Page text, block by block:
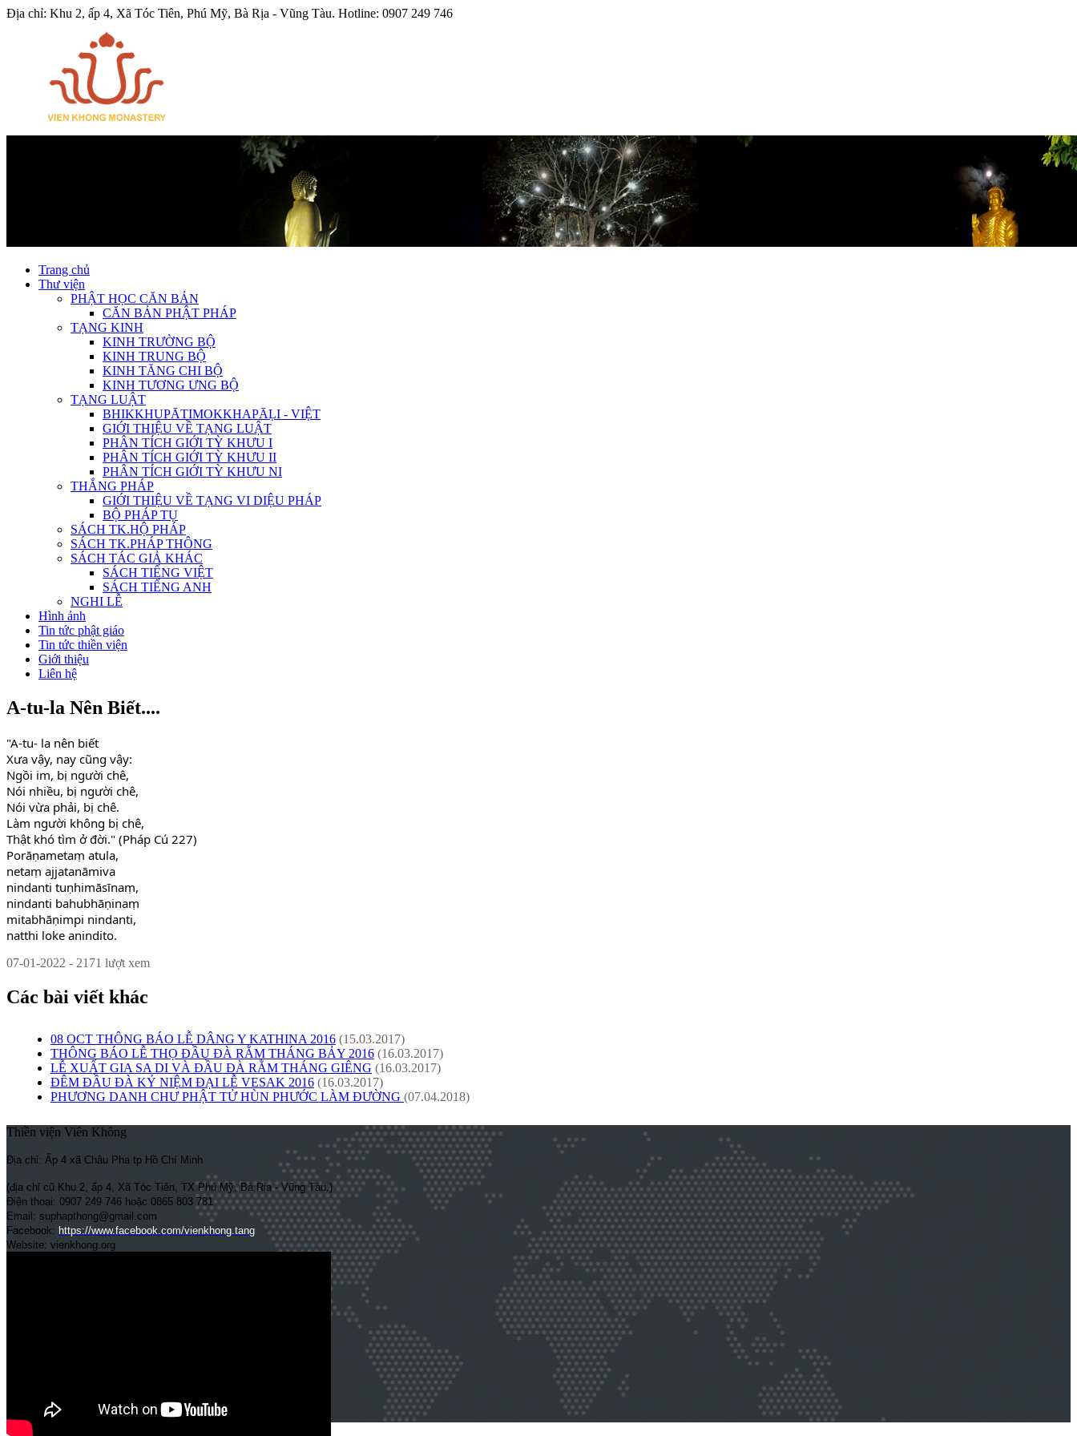
Địa chỉ: Khu 2, ấp 4, Xã Tóc Tiên, Phú Mỹ, Bà Rịa - Vũng Tàu. Hotline: 0907 249 746
Trang chủ
Thư viện
PHẬT HỌC CĂN BẢN
CĂN BẢN PHẬT PHÁP
TẠNG KINH
KINH TRƯỜNG BỘ
KINH TRUNG BỘ
KINH TĂNG CHI BỘ
KINH TƯƠNG ƯNG BỘ
TẠNG LUẬT
BHIKKHUPĀTIMOKKHAPĀḶI - VIỆT
GIỚI THIỆU VỀ TẠNG LUẬT
PHÂN TÍCH GIỚI TỲ KHƯU I
PHÂN TÍCH GIỚI TỲ KHƯU II
PHÂN TÍCH GIỚI TỲ KHƯU NI
THẮNG PHÁP
GIỚI THIỆU VỀ TẠNG VI DIỆU PHÁP
BỘ PHÁP TỤ
SÁCH TK.HỘ PHÁP
SÁCH TK.PHÁP THÔNG
SÁCH TÁC GIẢ KHÁC
SÁCH TIẾNG VIỆT
SÁCH TIẾNG ANH
NGHI LỄ
Hình ảnh
Tin tức phật giáo
Tin tức thiền viện
Giới thiệu
Liên hệ
A-tu-la Nên Biết....
"A-tu- la nên biết
Xưa vậy, nay cũng vậy:
Ngồi im, bị người chê,
Nói nhiều, bị người chê,
Nói vừa phải, bị chê.
Làm người không bị chê,
Thật khó tìm ở đời." (Pháp Cú 227)
Porāṇametaṃ atula,
netaṃ ajjatanāmiva
nindanti tuṇhimāsīnaṃ,
nindanti bahubhāṇinaṃ
mitabhāṇimpi nindanti,
natthi loke anindito.
07-01-2022 - 2171 lượt xem
Các bài viết khác
08 OCT THÔNG BÁO LỄ DÂNG Y KATHINA 2016 (15.03.2017)
THÔNG BÁO LỄ THỌ ĐẦU ĐÀ RẰM THÁNG BẢY 2016 (16.03.2017)
LỄ XUẤT GIA SA DI VÀ ĐẦU ĐÀ RẰM THÁNG GIÊNG (16.03.2017)
ĐÊM ĐẦU ĐÀ KỶ NIỆM ĐẠI LỄ VESAK 2016 (16.03.2017)
PHƯƠNG DANH CHƯ PHẬT TỬ HÙN PHƯỚC LÀM ĐƯỜNG (07.04.2018)
Thiền viện Viên Không
Địa chỉ: Ấp 4 xã Châu Pha tp Hồ Chí Minh
(địa chỉ cũ Khu 2, ấp 4, Xã Tóc Tiên, TX Phú Mỹ, Bà Rịa - Vũng Tàu.)
Điện thoại: 0907 249 746 hoặc 0865 803 781
Email: suphapthong@gmail.com
Facebook: https://www.facebook.com/vienkhong.tang
Website: vienkhong.org